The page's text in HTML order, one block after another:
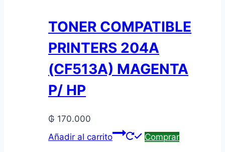
TONER COMPATIBLE
PRINTERS 204A
(CF513A) MAGENTA
P/ HP
₲ 170.000
Añadir al carrito
Comprar